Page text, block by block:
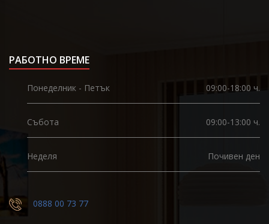
РАБОТНО ВРЕМЕ
Понеделник - Петък 09:00-18:00 ч.
Събота 09:00-13:00 ч.
Неделя Почивен ден
0888 00 73 77